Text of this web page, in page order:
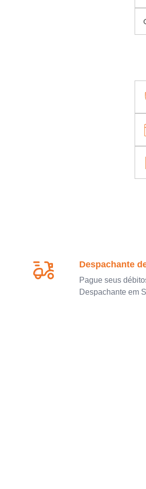
Despachante
Pague seus
Despachante em